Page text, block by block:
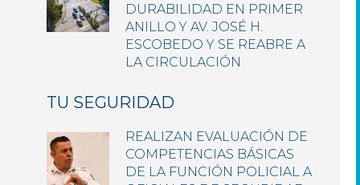
DURABILIDAD EN PRIMER
ANILLO Y AV. JOSÉ H.
ESCOBEDO Y SE REABRE A
LA CIRCULACIÓN
TU SEGURIDAD
REALIZAN EVALUACIÓN DE
COMPETENCIAS BÁSICAS
DE LA FUNCIÓN POLICIAL A